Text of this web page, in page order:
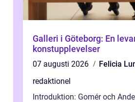
Galleri i Göteborg: En
konstupplevelser
07 augusti 2026
Felicia
redaktionel
Introduktion: Gomér och